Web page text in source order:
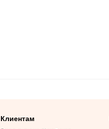
Клиентам